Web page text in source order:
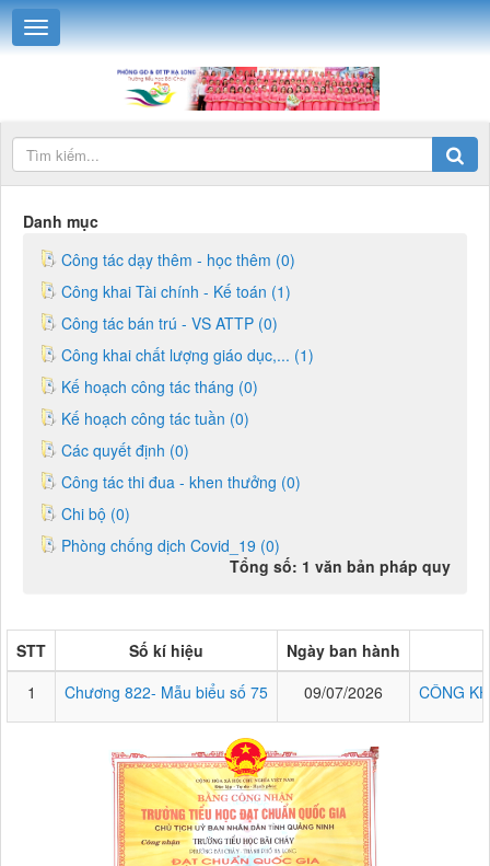
Danh mục
Công tác dạy thêm - học thêm (0)
Công khai Tài chính - Kế toán (1)
Công tác bán trú - VS ATTP (0)
Công khai chất lượng giáo dục,... (1)
Kế hoạch công tác tháng (0)
Kế hoạch công tác tuần (0)
Các quyết định (0)
Công tác thi đua - khen thưởng (0)
Chi bộ (0)
Phòng chống dịch Covid_19 (0)
Tổng số: 1 văn bản pháp quy
STT Số kí hiệu
Ngày ban hành
1
Chương 822- Mẫu biểu số 75 09/07/2026 CÔNG